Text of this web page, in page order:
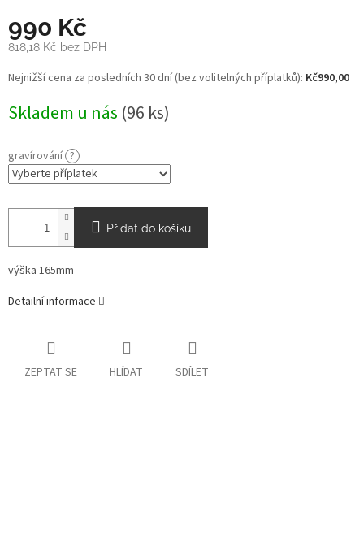
990 Kč
818,18 Kč bez DPH
Měrná
cena:
Nejnižší cena za posledních 30 dní (bez volitelných příplatků): Kč990,00
Skladem u nás (96 ks)
gravírování ?
Přidat do košíku
výška 165mm
Detailní informace
ZEPTAT SE HLÍDAT SDÍLET